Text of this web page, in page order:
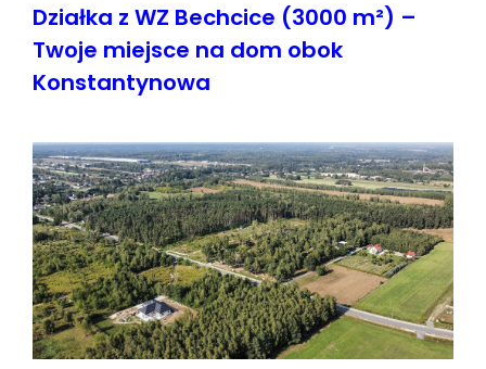
Działka z WZ Bechcice (3000 m²) –
Twoje miejsce na dom obok
Konstantynowa